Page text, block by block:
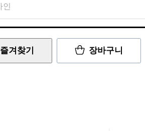
즐겨찾기 장바구니